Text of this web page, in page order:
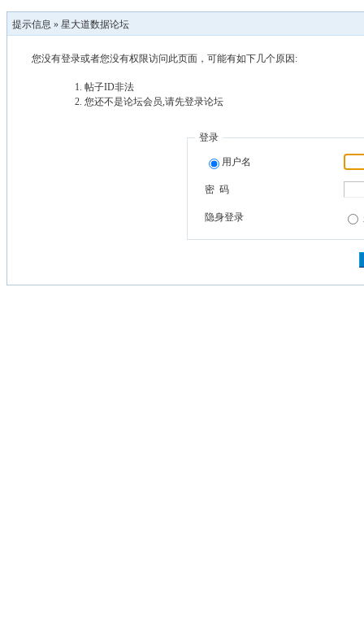
提示信息 » 星大道数据论坛
您没有登录或者您没有权限访问此页面，可能有如下几个原因:
帖子ID非法
您还不是论坛会员,请先登录论坛
登录
用户名
密 码
隐身登录